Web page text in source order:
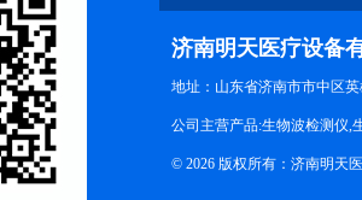
济南明天医疗设备
地址：山东省济南市市中区
公司主营产品:生物波检测仪,
© 2026 版权所有：济南明天